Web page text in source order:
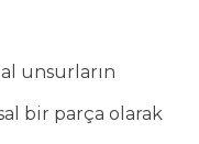
unsurların
bir parça olarak